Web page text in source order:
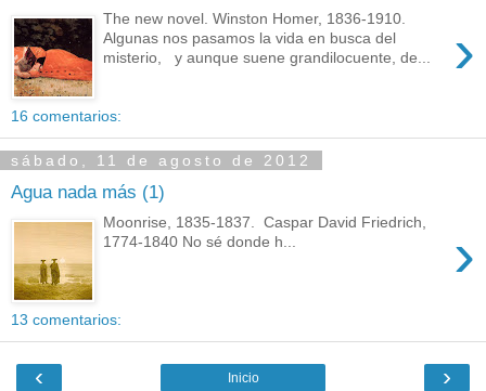
›
The new novel. Winston Homer, 1836-1910.
Algunas nos pasamos la vida en busca del
misterio, y aunque suene grandilocuente, de...
16 comentarios:
sábado, 11 de agosto de 2012
Agua nada más (1)
›
Moonrise, 1835-1837. Caspar David Friedrich,
1774-1840 No sé donde h...
13 comentarios:
‹ ›
Inicio